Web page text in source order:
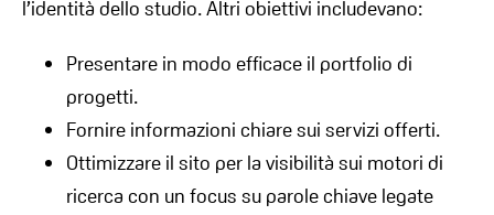
l’identità dello studio. Altri obiettivi includevano:
Presentare in modo efficace il portfolio di
progetti.
Fornire informazioni chiare sui servizi offerti.
Ottimizzare il sito per la visibilità sui motori di
ricerca con un focus su parole chiave legate